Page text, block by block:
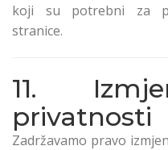
koji su potrebni za
stranice.
11.
privatnosti
Zadržavamo pravo